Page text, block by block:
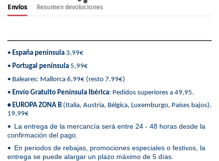
Envíos Resumen devoluciones
• España península 3,99€
• Portugal península 5,99€
• Baleares: Mallorca 6,99€ (resto 7.99€)
• Envío Gratuito Península Ibérica: Pedidos superiores a 49,95.
• EUROPA ZONA B (Italia, Austria, Bélgica, Luxemburgo, Países bajos).
19,99€
• La entrega de la mercancía será entre 24 - 48 horas desde la
confirmación del pago.
• En periodos de rebajas, promociones especiales o festivos, la
entrega se puede alargar un plazo máximo de 5 días.